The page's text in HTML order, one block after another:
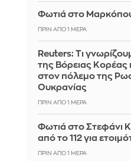
Φωτιά στο
ΠΡΙΝ ΑΠΌ 1 ΜΈΡΑ
Reuters: Τι
της Βόρειας Κορέας
στον πόλεμο της
Ουκρανίας
ΠΡΙΝ ΑΠΌ 1 ΜΈΡΑ
Φωτιά στο Στεφάνι
από το 112 για
ΠΡΙΝ ΑΠΌ 1 ΜΈΡΑ